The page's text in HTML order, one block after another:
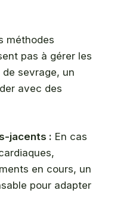
méthodes
pas à gérer les
sevrage, un
avec des
jacents : En cas
en cours, un
pour adapter